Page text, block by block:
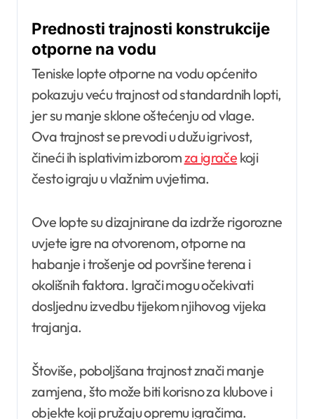
Prednosti trajnosti konstrukcije
otporne na vodu
Teniske lopte otporne na vodu općenito
pokazuju veću trajnost od standardnih lopti,
jer su manje sklone oštećenju od vlage.
Ova trajnost se prevodi u dužu igrivost,
čineći ih isplativim izboromza igrače koji
često igraju u vlažnim uvjetima.
Ove lopte su dizajnirane da izdrže rigorozne
uvjete igre na otvorenom, otporne na
habanje i trošenje od površine terena i
okolišnih faktora. Igrači mogu očekivati
dosljednu izvedbu tijekom njihovog vijeka
trajanja.
Štoviše, poboljšana trajnost znači manje
zamjena, što može biti korisno za klubove i
objekte koji pružaju opremu igračima.